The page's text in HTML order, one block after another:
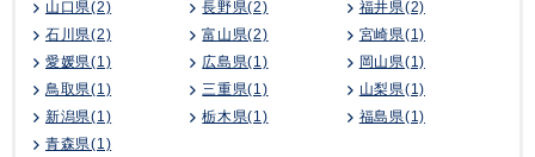
山口県(2)
長野県(2)
福井県(2)
石川県(2)
富山県(2)
宮崎県(1)
愛媛県(1)
広島県(1)
岡山県(1)
鳥取県(1)
三重県(1)
山梨県(1)
新潟県(1)
栃木県(1)
福島県(1)
青森県(1)